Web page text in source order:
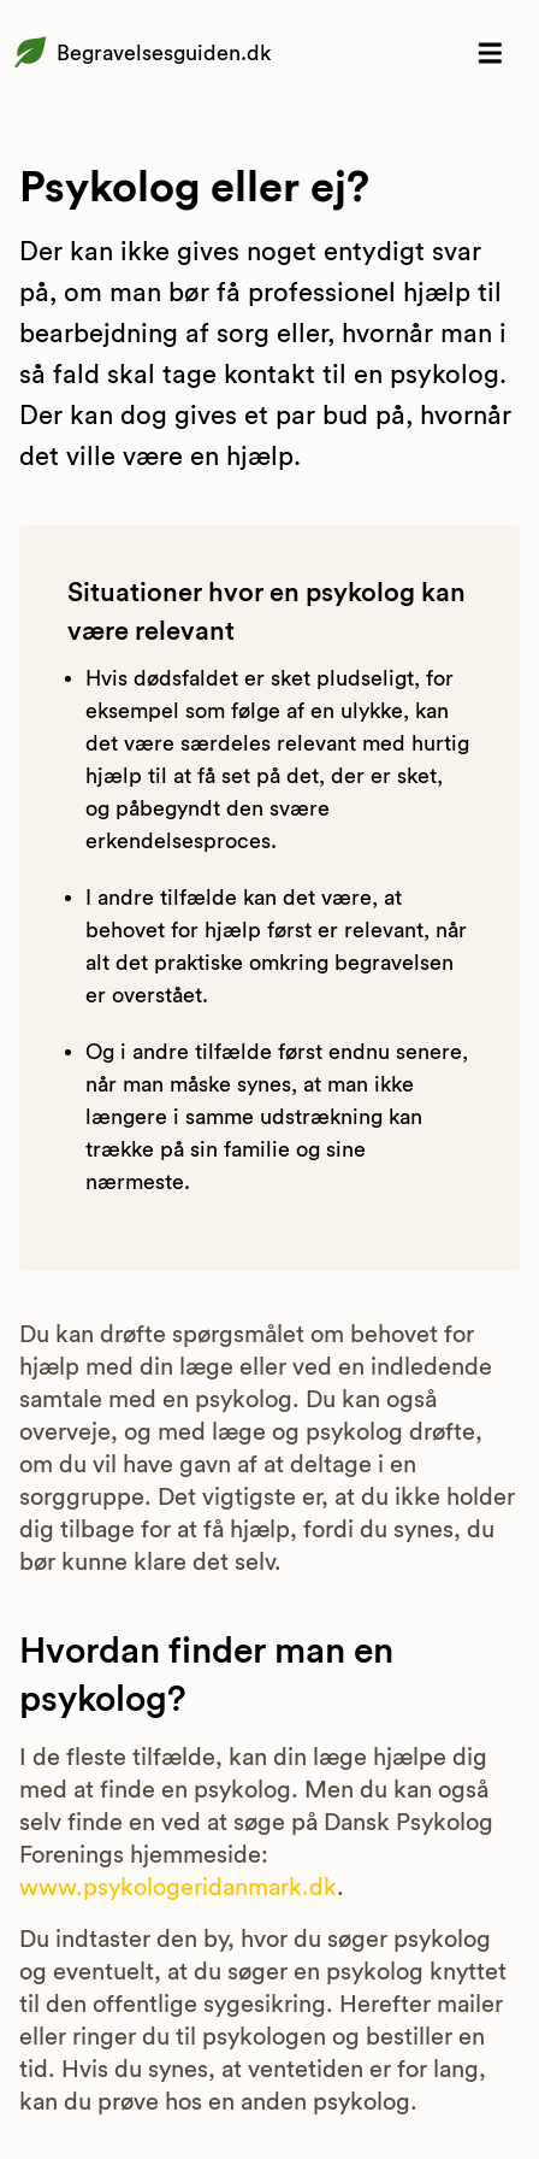
Begravelsesguiden.dk
Psykolog eller ej?
Der kan ikke gives noget entydigt svar
på, om man bør få professionel hjælp til
bearbejdning af sorg eller, hvornår man i
så fald skal tage kontakt til en psykolog.
Der kan dog gives et par bud på, hvornår
det ville være en hjælp.
Situationer hvor en psykolog kan
være relevant
Hvis dødsfaldet er sket pludseligt, for
eksempel som følge af en ulykke, kan
det være særdeles relevant med hurtig
hjælp til at få set på det, der er sket,
og påbegyndt den svære
erkendelsesproces.
I andre tilfælde kan det være, at
behovet for hjælp først er relevant, når
alt det praktiske omkring begravelsen
er overstået.
Og i andre tilfælde først endnu senere,
når man måske synes, at man ikke
længere i samme udstrækning kan
trække på sin familie og sine
nærmeste.
Du kan drøfte spørgsmålet om behovet for
hjælp med din læge eller ved en indledende
samtale med en psykolog. Du kan også
overveje, og med læge og psykolog drøfte,
om du vil have gavn af at deltage i en
sorggruppe. Det vigtigste er, at du ikke holder
dig tilbage for at få hjælp, fordi du synes, du
bør kunne klare det selv.
Hvordan finder man en
psykolog?
I de fleste tilfælde, kan din læge hjælpe dig
med at finde en psykolog. Men du kan også
selv finde en ved at søge på Dansk Psykolog
Forenings hjemmeside:
www.psykologeridanmark.dk.
Du indtaster den by, hvor du søger psykolog
og eventuelt, at du søger en psykolog knyttet
til den offentlige sygesikring. Herefter mailer
eller ringer du til psykologen og bestiller en
tid. Hvis du synes, at ventetiden er for lang,
kan du prøve hos en anden psykolog.